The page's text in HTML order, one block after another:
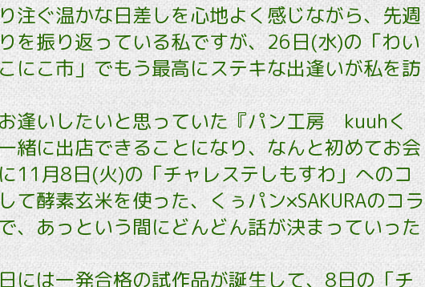
注ぐ温かな日差しを心地よく感じながら、先週
を振り返っている私ですが、26日(水)の「わい
こ市」でもう最高にステキな出逢いが私を訪
逢いしたいと思っていた『パン工房 kuuhく
緒に出店できることになり、なんと初めてお会
11月8日(火)の「チャレステしもすわ」へのコ
て酵素玄米を使った、くぅパン×SAKURAのコラ
、あっという間にどんどん話が決まっていった
には一発合格の試作品が誕生して、8日の「チ